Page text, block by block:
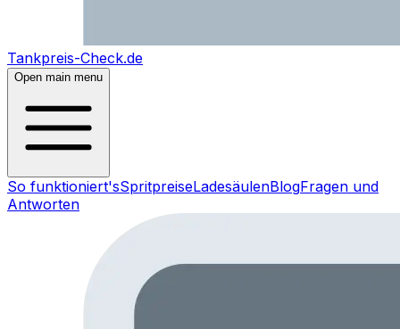
Tankpreis-Check.de
Open main menu
So funktioniert'sSpritpreiseLadesäulenBlogFragen und
Antworten